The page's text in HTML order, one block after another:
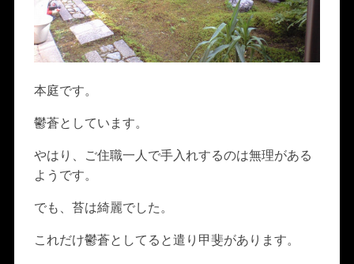
本庭です。
鬱蒼としています。
やはり、ご住職一人で手入れするのは無理がある
ようです。
でも、苔は綺麗でした。
これだけ鬱蒼としてると遣り甲斐があります。